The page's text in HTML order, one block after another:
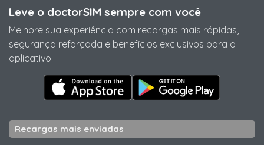
Leve o doctorSIM sempre com você
Melhore sua experiência com recargas mais rápidas,
segurança reforçada e benefícios exclusivos para o
aplicativo.
Recargas mais enviadas